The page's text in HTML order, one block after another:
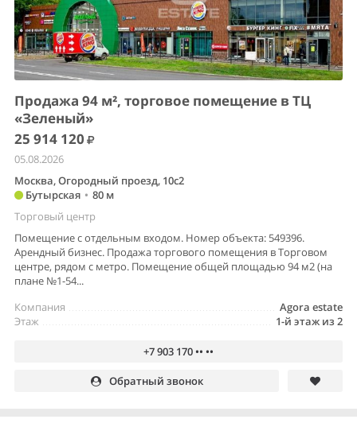
Продажа 94 м², торговое помещение в ТЦ
«Зеленый»
25 914 120
05.08.2026
Москва, Огородный проезд, 10с2
Бутырская • 80 м
Торговый центр
Помещение с отдельным входом. Номер объекта: 549396.
Арендный бизнес. Продажа торгового помещения в Торговом
центре, рядом с метро. Помещение общей площадью 94 м2 (на
плане №1-54...
Agora estate
Компания
1-й этаж из 2
Этаж
+7 903 170 •• ••
Обратный звонок